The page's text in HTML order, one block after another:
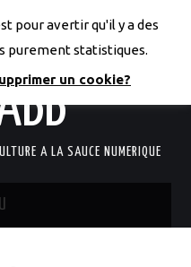
DE
A LA SAUCE NUMERIQUE
pour avertir qu'il y a des
purement statistiques.
un cookie?